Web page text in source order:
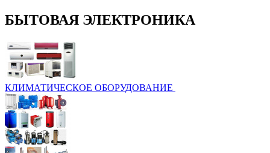
БЫТОВАЯ ЭЛЕКТРОНИКА
КЛИМАТИЧЕСКОЕ ОБОРУДОВАНИЕ